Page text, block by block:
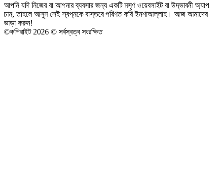
আপনি যদি নিজের বা আপনার ব্যবসার জন্য একটি মসৃণ ওয়েবসাইট বা উদ্ভাবনী অ্যাপ
চান, তাহলে আসুন সেই স্বপ্নকে বাস্তবে পরিণত করি ইনশাআল্লাহ। আজ আমাদের
ভাড়া করুন!
©কপিরাইট 2026 © সর্বস্বত্ব সংরক্ষিত